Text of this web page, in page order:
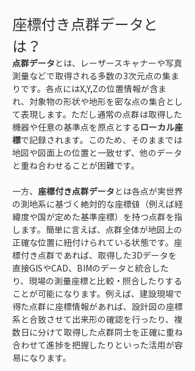
座標付き点群データと
は？
点群データ とは、レーザースキャナーや写真
測量などで取得される多数の3次元点の集ま
りです。各点にはX,Y,Zの位置情報が含ま
れ、対象物の形状や地形を密な点の集合とし
て表現します。ただし通常の点群は取得した
機器や任意の基準点を原点とする ローカル座
標で記録されます。このため、そのままでは
地図や図面上の位置と一致せず、他のデータ
と重ね合わせることが困難です。
一方、 座標付き点群データ とは各点が実世界
の測地系に基づく絶対的な座標値（例えば経
緯度や国が定めた基準座標）を持つ点群を指
します。簡単に言えば、点群全体が地図上の
正確な位置に紐付けられている状態です。座
標付き点群であれば、取得した3Dデータを
直接GISやCAD、BIMのデータと統合した
り、現場の測量座標と比較・照合したりする
ことが可能になります。例えば、建設現場で
得た点群に座標情報があれば、設計図の座標
系と合致させて出来形の確認を行ったり、複
数日に分けて取得した点群同士を正確に重ね
合わせて進捗を把握したりといった活用が容
易になります。